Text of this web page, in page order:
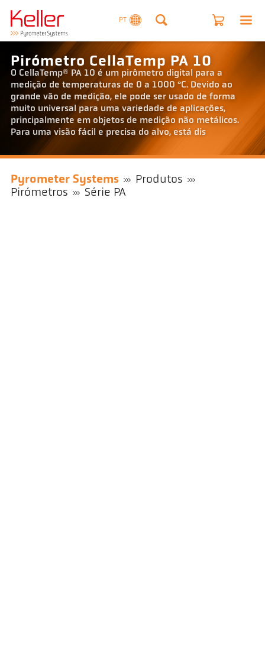
PT
Pirómetro CellaTemp PA 10
O CellaTemp® PA 10 é um pirômetro digital para a
medição de temperaturas de 0 a 1000 °C. Devido ao
grande vão de medição, ele pode ser usado de forma
muito universal para uma variedade de aplicações,
principalmente em objetos de medição não metálicos.
Para uma visão fácil e precisa do alvo, está dis
Pyrometer Systems
Produtos
Pirómetros
Série PA